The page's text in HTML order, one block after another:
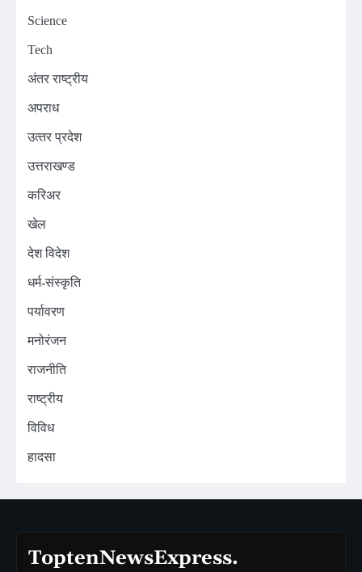
Science
Tech
अंतर राष्ट्रीय
अपराध
उत्‍तर प्रदेश
उत्तराखण्ड
करिअर
खेल
देश विदेश
धर्म-संस्कृति
पर्यावरण
मनोरंजन
राजनीति
राष्ट्रीय
विविध
हादसा
ToptenNewsExpress.